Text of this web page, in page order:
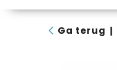
Ga terug